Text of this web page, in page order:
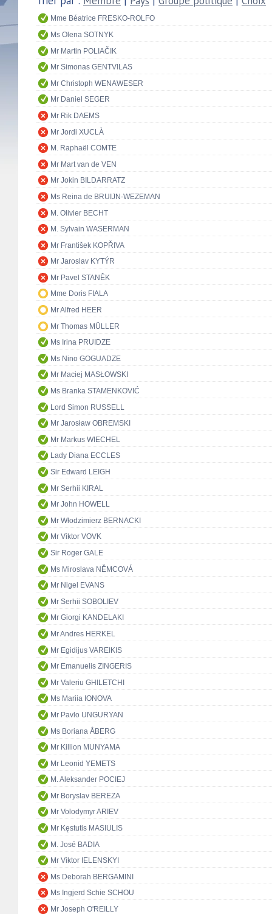
Mme Béatrice FRESKO-ROLFO
Ms Olena SOTNYK
Mr Martin POLIAČIK
Mr Simonas GENTVILAS
Mr Christoph WENAWESER
Mr Daniel SEGER
Mr Rik DAEMS
Mr Jordi XUCLÀ
M. Raphaël COMTE
Mr Mart van de VEN
Mr Jokin BILDARRATZ
Ms Reina de BRUIJN-WEZEMAN
M. Olivier BECHT
M. Sylvain WASERMAN
Mr František KOPŘIVA
Mr Jaroslav KYTÝR
Mr Pavel STANĚK
Mme Doris FIALA
Mr Alfred HEER
Mr Thomas MÜLLER
Ms Irina PRUIDZE
Ms Nino GOGUADZE
Mr Maciej MASŁOWSKI
Ms Branka STAMENKOVIĆ
Lord Simon RUSSELL
Mr Jarosław OBREMSKI
Mr Markus WIECHEL
Lady Diana ECCLES
Sir Edward LEIGH
Mr Serhii KIRAL
Mr John HOWELL
Mr Włodzimierz BERNACKI
Mr Viktor VOVK
Sir Roger GALE
Ms Miroslava NĚMCOVÁ
Mr Nigel EVANS
Mr Serhii SOBOLIEV
Mr Giorgi KANDELAKI
Mr Andres HERKEL
Mr Egidijus VAREIKIS
Mr Emanuelis ZINGERIS
Mr Valeriu GHILETCHI
Ms Mariia IONOVA
Mr Pavlo UNGURYAN
Ms Boriana ÅBERG
Mr Killion MUNYAMA
Mr Leonid YEMETS
M. Aleksander POCIEJ
Mr Boryslav BEREZA
Mr Volodymyr ARIEV
Mr Kęstutis MASIULIS
M. José BADIA
Mr Viktor IELENSKYI
Ms Deborah BERGAMINI
Ms Ingjerd Schie SCHOU
Mr Joseph O'REILLY